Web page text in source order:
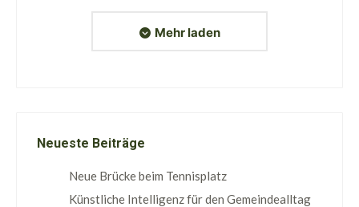
Mehr laden
Neueste Beiträge
Neue Brücke beim Tennisplatz
Künstliche Intelligenz für den Gemeindealltag